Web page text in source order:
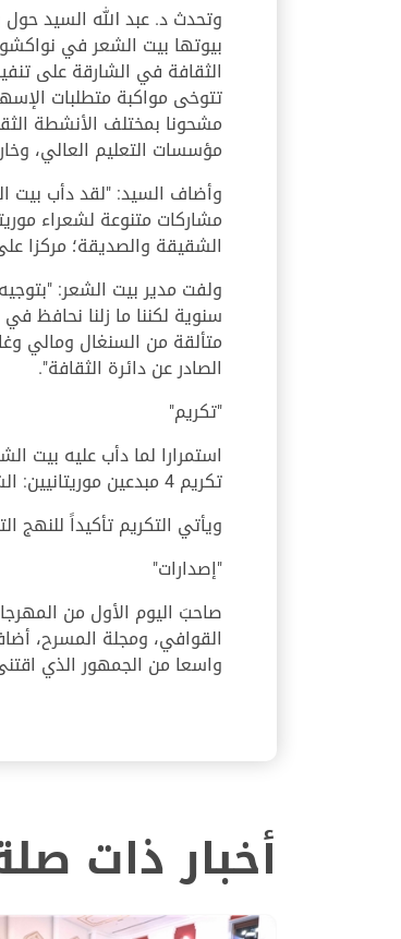
وتحدث د. عبد الله السيد
الثقافة في الشارقة على
تتوخى مواكبة متطلبات
مشحونا بمختلف الأنشطة
مؤسسات التعليم العالي،
وأضاف السيد: "لقد دأب بيت
مشاركات متنوعة لشعراء
الشقيقة والصديقة؛ مركزا
ولفت مدير بيت الشعر:
سنوية لكننا ما زلنا نحافظ
متألقة من السنغال ومالي
الصادر عن دائرة الثقافة".
"تكريم"
استمرارا لما دأب عليه بيت
تكريم 4 مبدعين موريتانيين: الشاعر محمد ولد الطالب، والشاعر سيدي محمد ولد بمب، ود. محمد المحبوبي، والشاعر والاعلامي أبو بكر المامي.
ويأتي التكريم تأكيداً للنهج
"إصدارات"
صاحبَ اليوم الأول من
القوافي، ومجلة المسرح،
واسعا من الجمهور الذي
أخبار ذات